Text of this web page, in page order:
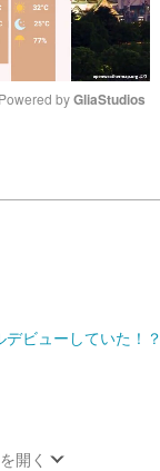
u
Powered by GliaStudios
ビューしていた！？
開く